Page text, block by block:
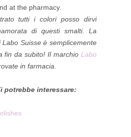
at the pharmacy.
tutti i colori posso dirvi
di questi smalti. La
Suisse è semplicemente
fin da subito! Il marchio Labo
in farmacia.
potrebbe interessare: